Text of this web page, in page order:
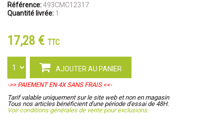
Référence:493CMC12317
Quantité livrée: 1
17,28 € TTC
AJOUTER AU PANIER
->> PAIEMENT EN 4X SANS FRAIS <<-
Tarif valable uniquement sur le site web et non en magasin
Tous nos articles bénéficient d'une période d'essai de 48H.
Voir conditions générales de vente pour exclusions.